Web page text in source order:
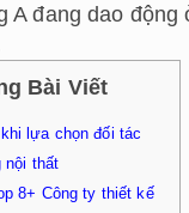
A đang dao
Bài Viết
lựa chọn đối tác
nội thất
8+ Công ty thiết kế